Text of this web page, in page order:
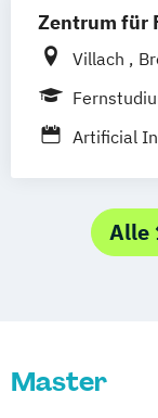
Zentrum für
Villach
Artificial
Umbrüche
Alle
Master